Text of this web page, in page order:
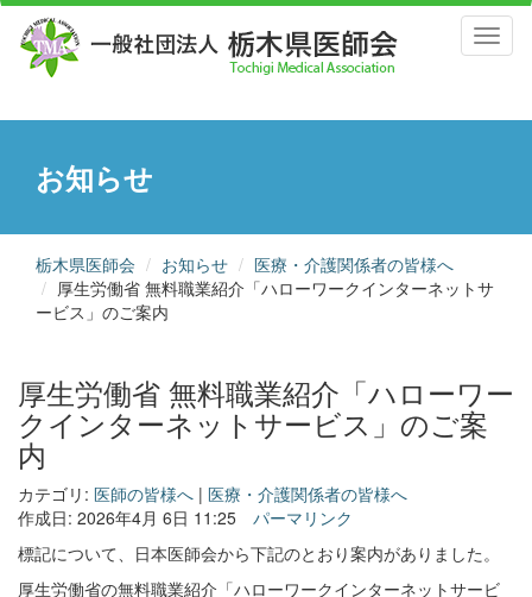
お知らせ
栃木県医師会 お知らせ
医療・介護関係者の皆様へ
厚生労働省 無料職業紹介「ハローワークインターネットサ
ービス」のご案内
厚生労働省 無料職業紹介「ハローワー
クインターネットサービス」のご案
内
カテゴリ: 医師の皆様へ | 医療・介護関係者の皆様へ
作成日: 2026年4月 6日 11:25
パーマリンク
標記について、日本医師会から下記のとおり案内がありました。
厚生労働省の無料職業紹介「ハローワークインターネットサービ